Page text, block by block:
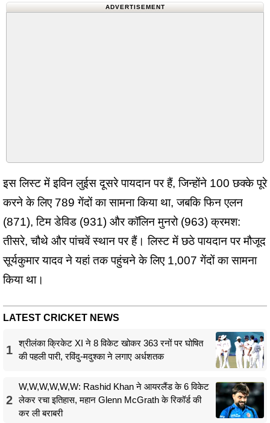
ADVERTISEMENT
इस लिस्ट में इविन लुईस दूसरे पायदान पर हैं, जिन्होंने 100 छक्के पूरे
करने के लिए 789 गेंदों का सामना किया था, जबकि फिन एलन
(871), टिम डेविड (931) और कॉलिन मुनरो (963) क्रमश:
तीसरे, चौथे और पांचवें स्थान पर हैं। लिस्ट में छठे पायदान पर मौजूद
सूर्यकुमार यादव ने यहां तक पहुंचने के लिए 1,007 गेंदों का सामना
किया था।
LATEST CRICKET NEWS
1
श्रीलंका क्रिकेट XI ने 8 विकेट खोकर 363 रनों पर घोषित
की पहली पारी, रविंदु-मदुश्का ने लगाए अर्धशतक
2
W,W,W,W,W,W: Rashid Khan ने आयरलैंड के 6 विकेट
लेकर रचा इतिहास, महान Glenn McGrath के रिकॉर्ड की
कर ली बराबरी